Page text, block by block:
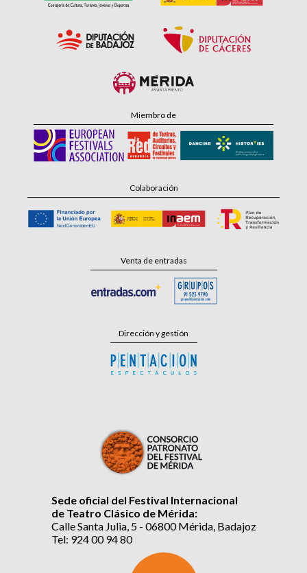
Miembro de
Colaboración
Venta de entradas
Dirección y gestión
Sede oficial del Festival Internacional
de Teatro Clásico de Mérida:
Calle Santa Julia, 5 - 06800 Mérida, Badajoz
Tel: 924 00 94 80